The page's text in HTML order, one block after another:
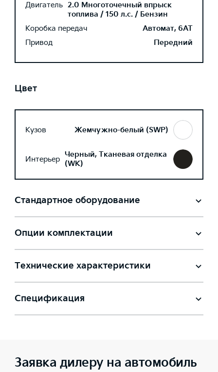
Двигатель 2.0 Многоточечный впрыск
топлива / 150 л.с. / Бензин
Коробка передач
Автомат, 6AT
Привод
Передний
Цвет
Кузов Жемчужно-белый (SWP)
Интерьер Черный, Тканевая отделка
(WK)
Стандартное оборудование
Опции комплектации
Технические характеристики
Спецификация
Заявка дилеру на автомобиль